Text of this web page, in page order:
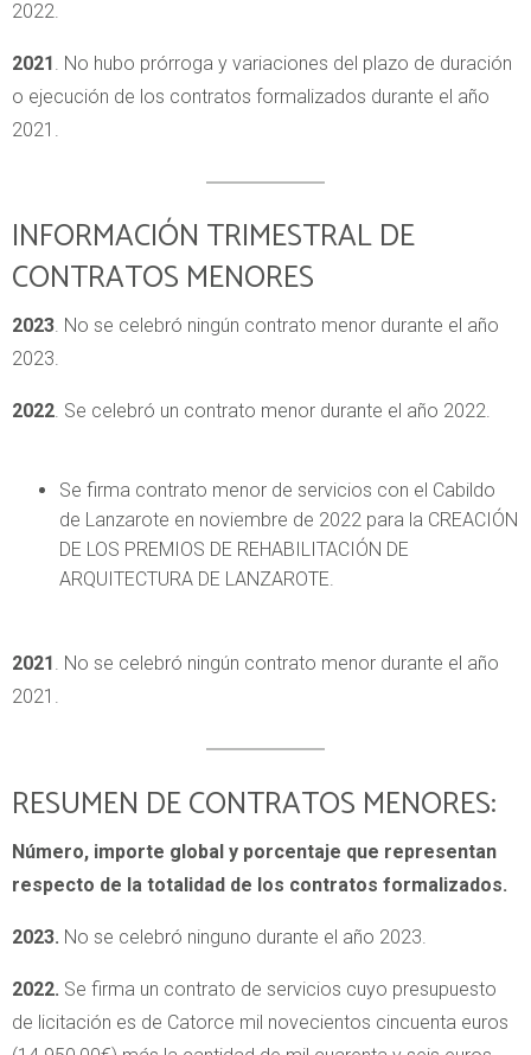
2022.
2021 . No hubo prórroga y variaciones del plazo de duración
o ejecución de los contratos formalizados durante el año
2021.
INFORMACIÓN TRIMESTRAL DE
CONTRATOS MENORES
2023. No se celebró ningún contrato menor durante el año
2023.
2022. Se celebró un contrato menor durante el año 2022.
Se firma contrato menor de servicios con el Cabildo
de Lanzarote en noviembre de 2022 para la CREACIÓN
DE LOS PREMIOS DE REHABILITACIÓN DE
ARQUITECTURA DE LANZAROTE.
2021 . No se celebró ningún contrato menor durante el año
2021.
RESUMEN DE CONTRATOS MENORES:
Número, importe global y porcentaje que representan
respecto de la totalidad de los contratos formalizados.
2023. No se celebró ninguno durante el año 2023.
2022. Se firma un contrato de servicios cuyo presupuesto
de licitación es de Catorce mil novecientos cincuenta euros